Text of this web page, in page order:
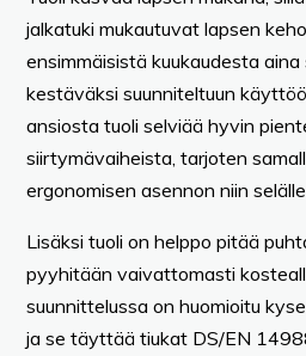
jalkatuki mukautuvat lapsen
ensimmäisistä kuukaudesta
kestäväksi suunniteltuun
ansiosta tuoli selviää hyvin
siirtymävaiheista, tarjoten
ergonomisen asennon niin selälle
Lisäksi tuoli on helppo pitää
pyyhitään vaivattomasti
suunnittelussa on huomioitu
ja se täyttää tiukat DS/EN